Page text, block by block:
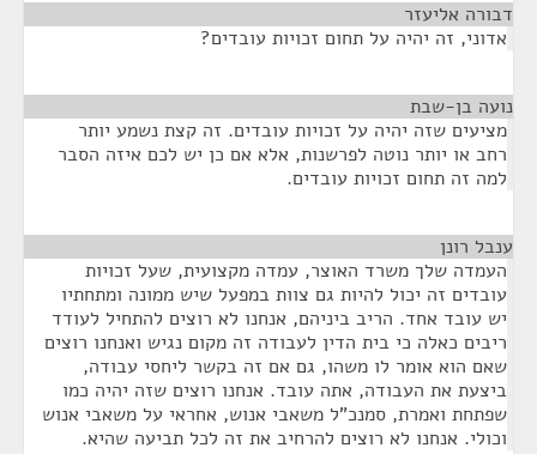
דבורה אליעזר
אדוני, זה יהיה על תחום זכויות עובדים?
נועה בן-שבת
מציעים שזה יהיה על זכויות עובדים. זה קצת נשמע יותר
רחב או יותר נוטה לפרשנות, אלא אם כן יש לכם איזה הסבר
למה זה תחום זכויות עובדים.
ענבל רונן
העמדה שלך משרד האוצר, עמדה מקצועית, שעל זכויות
עובדים זה יכול להיות גם צוות במפעל שיש ממונה ומתחתיו
יש עובד אחד. הריב ביניהם, אנחנו לא רוצים להתחיל לעודד
ריבים כאלה כי בית הדין לעבודה זה מקום נגיש ואנחנו רוצים
שאם הוא אומר לו משהו, גם אם זה בקשר ליחסי עבודה,
ביצעת את העבודה, אתה עובד. אנחנו רוצים שזה יהיה כמו
שפתחת ואמרת, סמנכ"ל משאבי אנוש, אחראי על משאבי אנוש
וכולי. אנחנו לא רוצים להרחיב את זה לכל תביעה שהיא.